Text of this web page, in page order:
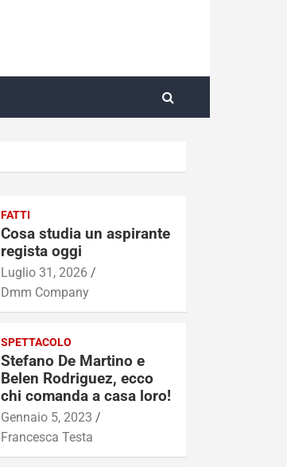
FATTI
Cosa studia un aspirante
regista oggi
Luglio 31, 2026
Dmm Company
SPETTACOLO
Stefano De Martino e
Belen Rodriguez, ecco
chi comanda a casa loro!
Gennaio 5, 2023
Francesca Testa